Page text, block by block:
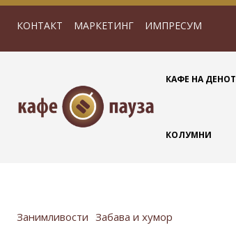
КОНТАКТ МАРКЕТИНГ ИМПРЕСУМ
КАФЕ НА ДЕНОТ
КОЛУМНИ
Занимливости Забава и хумор